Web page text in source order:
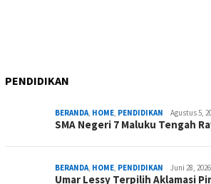
PENDIDIKAN
BERANDA, HOME, PENDIDIKAN Agustus 5,
SMA Negeri 7 Maluku Tengah
BERANDA, HOME, PENDIDIKAN Juni 28, 2026
Umar Lessy Terpilih Aklamasi